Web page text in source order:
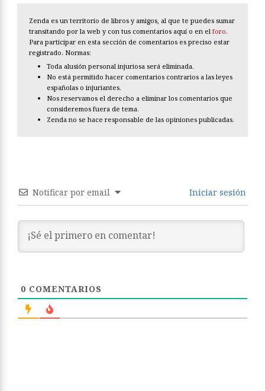
Zenda es un territorio de libros y amigos, al que te puedes sumar
transitando por la web y con tus comentarios aquí o en el
foro
Para participar en esta sección de comentarios es preciso estar
registrado. Normas:
Toda alusión personal injuriosa será eliminada.